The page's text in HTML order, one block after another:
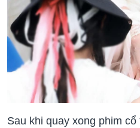
Sau khi quay xong phim